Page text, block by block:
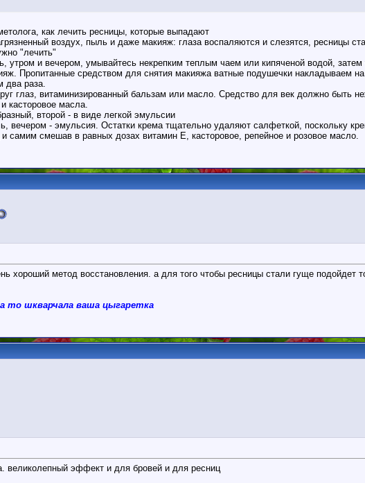
как лечить ресницы, которые выпадают
воздух, пыль и даже макияж: глаза воспаляются и слезятся, ресницы
"лечить"
утром и вечером, умывайтесь некрепким теплым чаем или кипяченой водой,
Пропитанные средством для снятия макияжа ватные подушечки накладываем
два раза.
глаз, витаминизированный бальзам или масло. Средство для век должно быть
касторовое масла.
второй - в виде легкой эмульсии
вечером - эмульсия. Остатки крема тщательно удаляют салфеткой, поскольку
самим смешав в равных дозах витамин Е, касторовое, репейное и розовое масло.
хороший метод восстановления. а для того чтобы ресницы стали гуще
то шкварчала ваша цыгаретка
великолепный эффект и для бровей и для ресниц